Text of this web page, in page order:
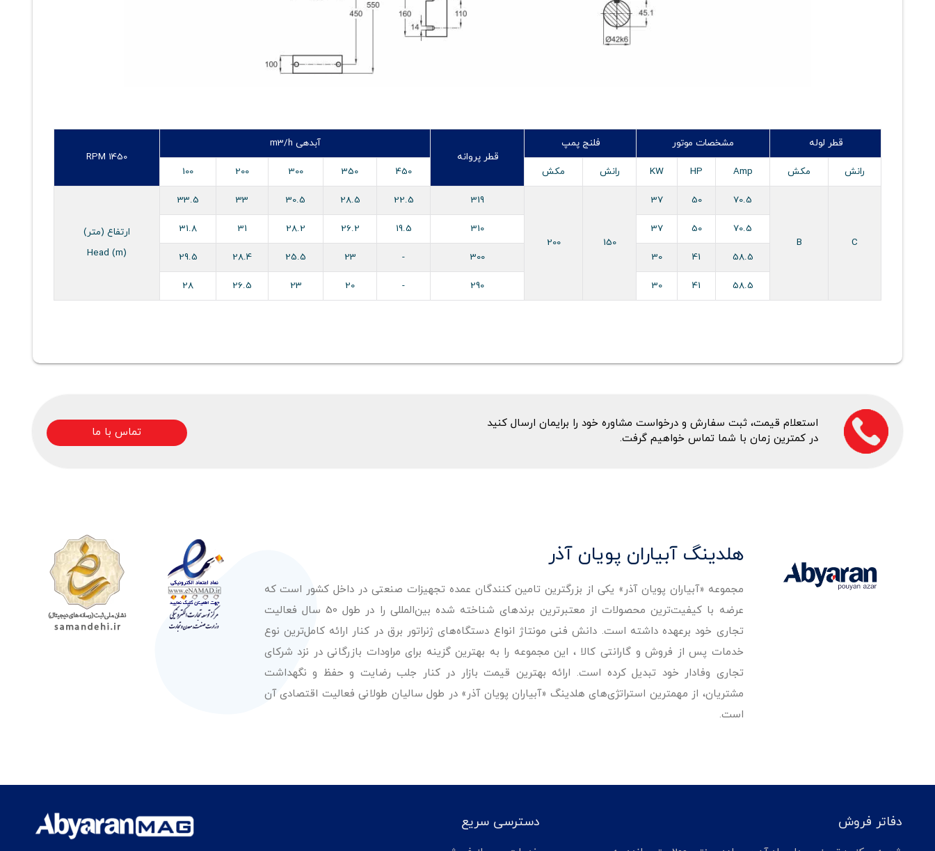
قطر لوله مشخصات موتور
فلنج پمپ
قطر پروانه
آبدهی m3/h
RPM 1450
رانش
مکش Amp
HP
KW رانش مکش 450
350
300
200
100
C
B
70.5
50
37
150
200
319
22.5
28.5
30.5
33
33.5
ارتفاع (متر)
Head (m)
70.5
50
37
310
19.5
26.2
28.2
31
31.8
58.5
41
30
300
-
23
25.5
28.4
29.5
58.5
41
30
290
-
20
23
26.5
28
استعلام قیمت، ثبت سفارش و درخواست مشاوره خود را برایمان ارسال کنید
در کمترین زمان با شما تماس خواهیم گرفت.
تماس با ما
هلدینگ آبیاران پویان آذر
مجموعه «آبیاران پویان آذر» یکی از بزرگترین تامین کنندگان عمده تجهیزات صنعتی در داخل کشور است که
عرضه با کیفیت‌ترین محصولات از معتبرترین برندهای شناخته شده بین‌المللی را در طول 50 سال فعالیت
تجاری خود برعهده داشته است. دانش فنی مونتاژ انواع دستگاه‌های ژنراتور برق در کنار ارائه کامل‌ترین نوع
خدمات پس از فروش و گارانتی کالا ، این مجموعه را به بهترین گزینه برای مراودات بازرگانی در نزد شرکای
تجاری وفادار خود تبدیل کرده است. ارائه بهترین قیمت بازار در کنار جلب رضایت و حفظ و نگهداشت
مشتریان، از مهمترین استراتژی‌های هلدینگ «آبیاران پویان آذر» در طول سالیان طولانی فعالیت اقتصادی آن
است.
دفاتر فروش دسترسی سریع